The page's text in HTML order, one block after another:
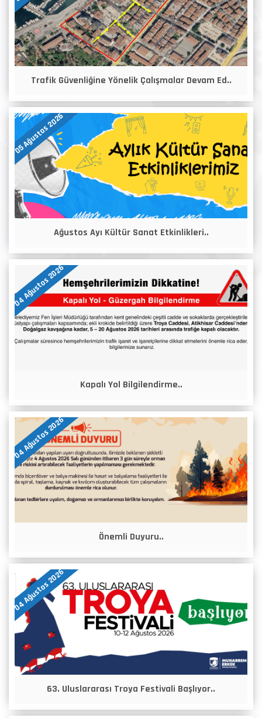
Trafik Güvenliğine Yönelik Çalışmalar Devam Ed..
05 Ağustos 2026
Ağustos Ayı Kültür Sanat Etkinlikleri..
04 Ağustos 2026
Kapalı Yol Bilgilendirme..
04 Ağustos 2026
Önemli Duyuru..
04 Ağustos 2026
63. Uluslararası Troya Festivali Başlıyor..